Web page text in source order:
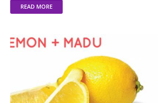
READ MORE